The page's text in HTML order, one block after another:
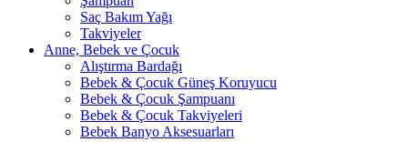
Saç Bakım Yağı
Takviyeler
Anne, Bebek ve Çocuk
Alıştırma Bardağı
Bebek & Çocuk Güneş Koruyucu
Bebek & Çocuk Şampuanı
Bebek & Çocuk Takviyeleri
Bebek Banyo Aksesuarları